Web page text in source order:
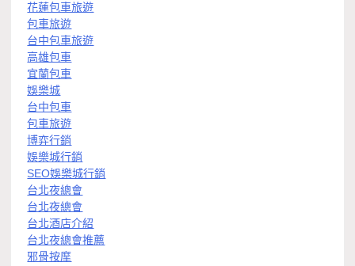
花蓮包車旅遊
包車旅遊
台中包車旅遊
高雄包車
宜蘭包車
娛樂城
台中包車
包車旅遊
博弈行銷
娛樂城行銷
SEO娛樂城行銷
台北夜總會
台北夜總會
台北酒店介紹
台北夜總會推薦
邪骨按摩